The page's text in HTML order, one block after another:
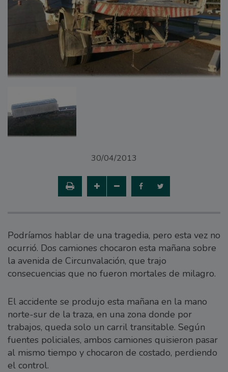
30/04/2013
Podríamos hablar de una tragedia, pero esta vez no
ocurrió. Dos camiones chocaron esta mañana sobre
la avenida de Circunvalación, que trajo
consecuencias que no fueron mortales de milagro.
El accidente se produjo esta mañana en la mano
norte-sur de la traza, en una zona donde por
trabajos, queda solo un carril transitable. Según
fuentes policiales, ambos camiones quisieron pasar
al mismo tiempo y chocaron de costado, perdiendo
el control.